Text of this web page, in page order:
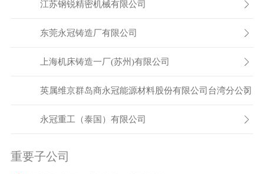

江苏钢锐精密机械有限公司

东莞永冠铸造厂有限公司

上海机床铸造一厂(苏州)有限公司

英属维京群岛商永冠能源材料股份有限公司台湾分公司

永冠重工（泰国）有限公司
重要子公司